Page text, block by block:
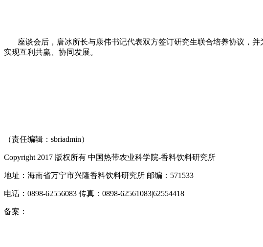
座谈会后，唐冰所长与康伟书记代表双方签订研究生联合培养协议，并
实现互利共赢、协同发展。
（责任编辑：sbriadmin）
Copyright 2017 版权所有 中国热带农业科学院-香料饮料研究所
地址：海南省万宁市兴隆香料饮料研究所 邮编：571533
电话：0898-62556083 传真：0898-62561083|62554418
备案：